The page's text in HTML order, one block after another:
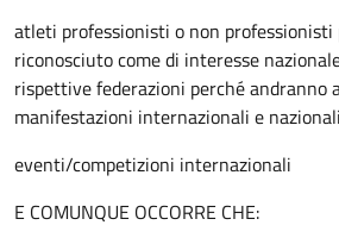
atleti professionisti o non professionisti
riconosciuto come di interesse
rispettive federazioni perché andranno
manifestazioni internazionali e
eventi/competizioni internazionali
E COMUNQUE OCCORRE CHE: